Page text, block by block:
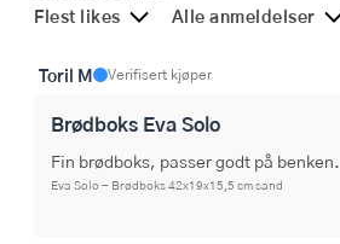
Flest likes Alle anmeldelser
Toril M Verifisert kjøper
Brødboks Eva Solo
Fin brødboks, passer godt på benken.
Eva Solo - Brødboks 42x19x15,5 cm sand